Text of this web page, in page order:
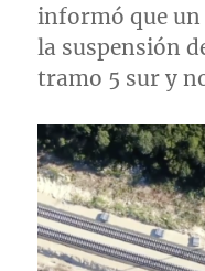
informó que un
la suspensión
tramo 5 sur y